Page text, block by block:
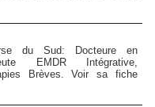
du Sud: Docteure en
EMDR Intégrative,
Brèves. Voir sa fiche